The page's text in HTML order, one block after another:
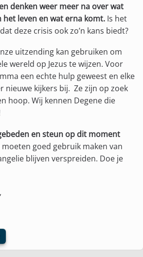
denken weer meer na over wat
het leven en wat erna komt. Is het
deze crisis ook zo’n kans biedt?
uitzending kan gebruiken om
wereld op Jezus te wijzen. Voor
een echte hulp geweest en elke
nieuwe kijkers bij. Ze zijn op zoek
hoop. Wij kennen Degene die
en steun op dit moment
moeten goed gebruik maken van
blijven verspreiden. Doe je